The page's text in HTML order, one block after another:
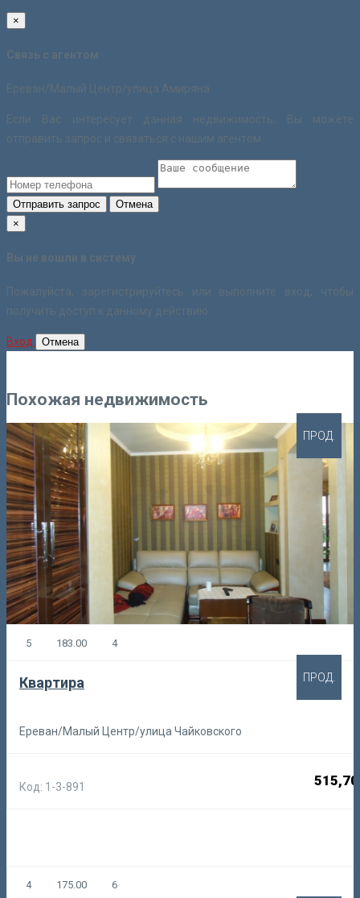
×
Связь с агентом
Ереван/Малый Центр/улица Амиряна
Если Вас интересует данная недвижимость, Вы можете
отправить запрос и связаться с нашим агентом.
Отправить запрос
Отмена
×
Вы не вошли в систему
Пожалуйста, зарегистрируйтесь или выполните вход, чтобы
получить доступ к данному действию.
Вход Отмена
Похожая недвижимость
ПРОД.
5 183.00 4
Квартира
Ереван/Малый Центр/улица Чайковского
Код: 1-3-891
ПРОД.
4 175.00 6